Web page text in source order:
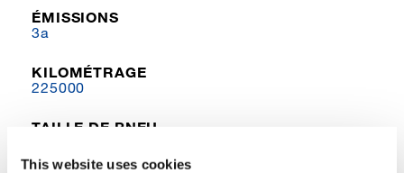
This website uses cookies
ÉMISSIONS
3a
KILOMÉTRAGE
225000
TAILLE DE PNEU